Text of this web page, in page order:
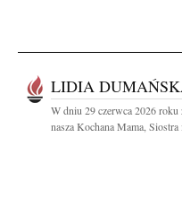
LIDIA
W dniu 29 czerwca 2026 roku
nasza Kochana Mama,